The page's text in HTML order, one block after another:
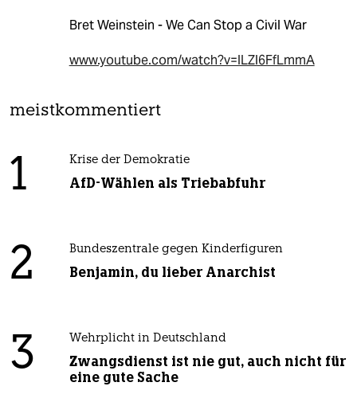
Bret Weinstein - We Can Stop a Civil War
www.youtube.com/watch?v=ILZl6FfLmmA
meistkommentiert
1 Krise der Demokratie
AfD-Wählen als Triebabfuhr
2 Bundeszentrale gegen Kinderfiguren
Benjamin, du lieber Anarchist
3 Wehrplicht in Deutschland
Zwangsdienst ist nie gut, auch nicht für
eine gute Sache